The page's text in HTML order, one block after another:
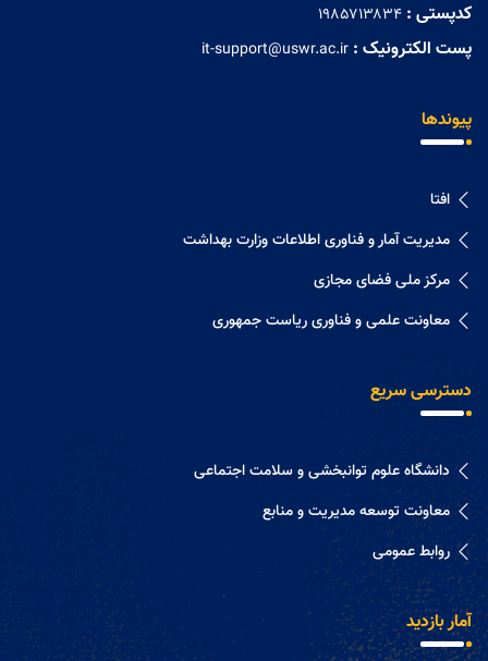
کدپستی : ۱۹۸۵۷۱۳۸۳۴
پست الکترونیک : it-support@uswr.ac.ir
پیوندها
افتا
مدیریت آمار و فناوری اطلاعات وزارت بهداشت
مرکز ملی فضای مجازی
معاونت علمی و فناوری ریاست جمهوری
دسترسی سریع
دانشگاه علوم توانبخشی و سلامت اجتماعی
معاونت توسعه مدیریت و منابع
روابط عمومی
آمار بازدید